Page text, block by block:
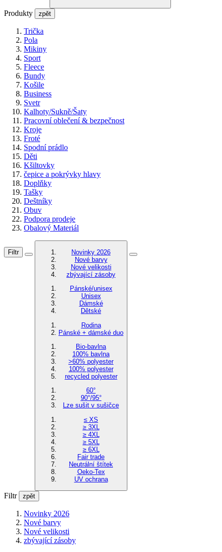
Produkty zpět
Trička
Pola
Mikiny
Sport
Fleece
Bundy
Košile
Business
Svetr
Kalhoty/Sukně/Šaty
Pracovní oblečení & bezpečnost
Kroje
Froté
Spodní prádlo
Děti
Kšiltovky
čepice a pokrývky hlavy
Doplňky
Tašky
Deštníky
Obuv
Podpora prodeje
Obalový Materiál
Filtr
Novinky 2026
Nové barvy
Nové velikosti
zbývající zásoby
Pánské/unisex
Unisex
Dámské
Dětské
Rodina
Pánské + dámské duo
Bio-bavlna
100% bavlna
>60% polyester
100% polyester
recycled polyester
60°
90°/95°
Lze sušit v sušičce
≤ XS
≥ 3XL
≥ 4XL
≥ 5XL
≥ 6XL
Fair trade
Neutrální štítek
Oeko-Tex
UV ochrana
Filtr zpět
Novinky 2026
Nové barvy
Nové velikosti
zbývající zásoby